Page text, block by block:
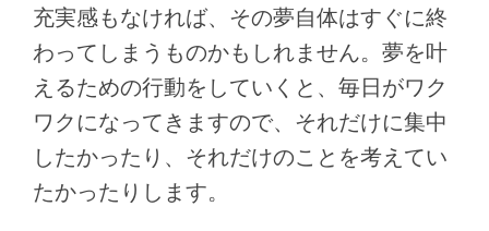
充実感もなければ、その夢自体はすぐに終
わってしまうものかもしれません。夢を叶
えるための行動をしていくと、毎日がワク
ワクになってきますので、それだけに集中
したかったり、それだけのことを考えてい
たかったりします。